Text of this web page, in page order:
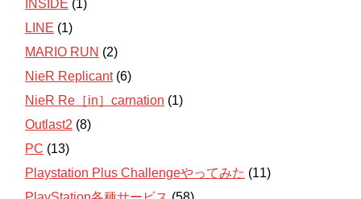
INSIDE (1)
LINE (1)
MARIO RUN (2)
NieR Replicant(6)
NieR Re［in］carnation (1)
Outlast2 (8)
PC (13)
Playstation Plus Challengeやってみた (11)